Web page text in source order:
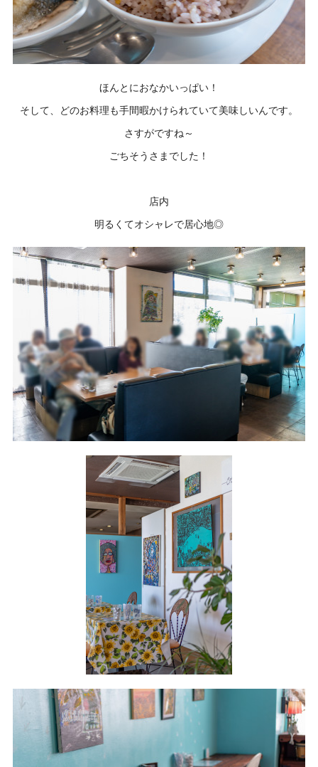
ほんとにおなかいっぱい！
そして、どのお料理も手間暇かけられていて美味しいんです。
さすがですね～
ごちそうさまでした！
店内
明るくてオシャレで居心地◎